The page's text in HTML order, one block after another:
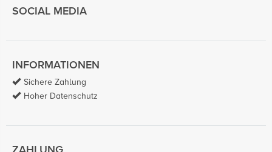
SOCIAL MEDIA
INFORMATIONEN
Sichere Zahlung
Hoher Datenschutz